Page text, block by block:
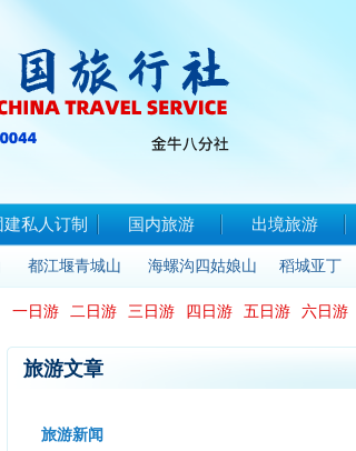
建私人订制 国内旅游 出境旅游
都江堰青城山 海螺沟四姑娘山 稻城亚丁
一日游 二日游 三日游 四日游 五日游 六日游
旅游文章
旅游新闻